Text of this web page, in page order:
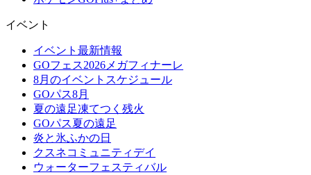
イベント
イベント最新情報
GOフェス2026メガフィナーレ
8月のイベントスケジュール
GOパス8月
夏の遠足凍てつく残火
GOパス夏の遠足
炎と氷ふかの日
クスネコミュニティデイ
ウォーターフェスティバル